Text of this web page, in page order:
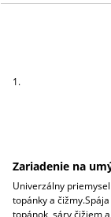
1.
Zariadenie na
Univerzálny
topánky a
topánok, sáry čižiem